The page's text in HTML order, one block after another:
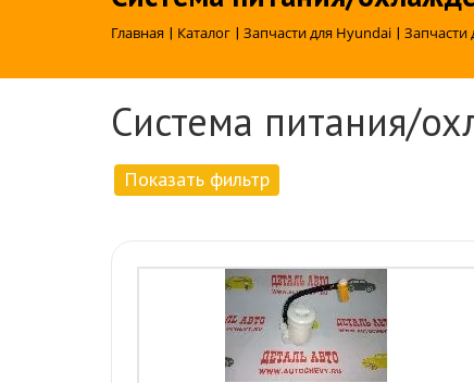
Главная | Каталог | Запчасти для Hyundai | Запчасти
Система питания/
Показать фильтр